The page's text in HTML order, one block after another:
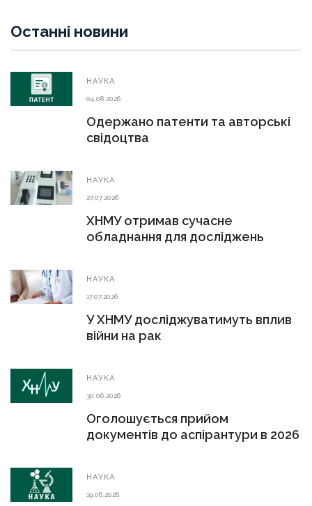
Останні новини
НАУКА
04.08.2026
Одержано патенти та авторські
свідоцтва
НАУКА
27.07.2026
ХНМУ отримав сучасне
обладнання для досліджень
НАУКА
17.07.2026
У ХНМУ досліджуватимуть вплив
війни на рак
НАУКА
30.06.2026
Оголошується прийом
документів до аспірантури в 2026
НАУКА
19.06.2026